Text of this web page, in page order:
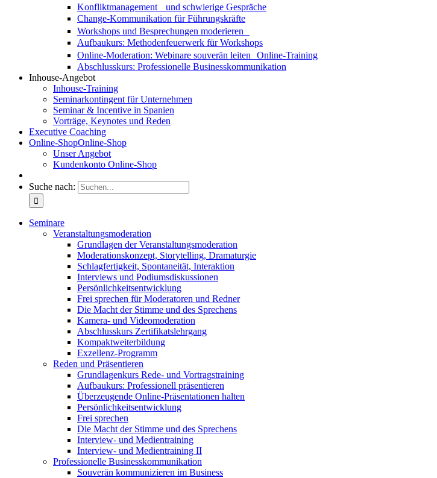
Konfliktmanagement und schwierige Gespräche
Change-Kommunikation für Führungskräfte
Workshops und Besprechungen moderieren
Aufbaukurs: Methodenfeuerwerk für Workshops
Online-Moderation: Webinare souverän leiten Online-Training
Abschlusskurs: Professionelle Businesskommunikation
Inhouse-Angebot
Inhouse-Training
Seminarkontingent für Unternehmen
Seminar & Incentive in Spanien
Vorträge, Keynotes und Reden
Executive Coaching
Online-ShopOnline-Shop
Unser Angebot
Kundenkonto Online-Shop
Suche nach:
Seminare
Veranstaltungsmoderation
Grundlagen der Veranstaltungsmoderation
Moderationskonzept, Storytelling, Dramaturgie
Schlagfertigkeit, Spontaneität, Interaktion
Interviews und Podiumsdiskussionen
Persönlichkeitsentwicklung
Frei sprechen für Moderatoren und Redner
Die Macht der Stimme und des Sprechens
Kamera- und Videomoderation
Abschlusskurs Zertifikatslehrgang
Kompaktweiterbildung
Exzellenz-Programm
Reden und Präsentieren
Grundlagenkurs Rede- und Vortragstraining
Aufbaukurs: Professionell präsentieren
Überzeugende Online-Präsentationen halten
Persönlichkeitsentwicklung
Frei sprechen
Die Macht der Stimme und des Sprechens
Interview- und Medientraining
Interview- und Medientraining II
Professionelle Businesskommunikation
Souverän kommunizieren im Business